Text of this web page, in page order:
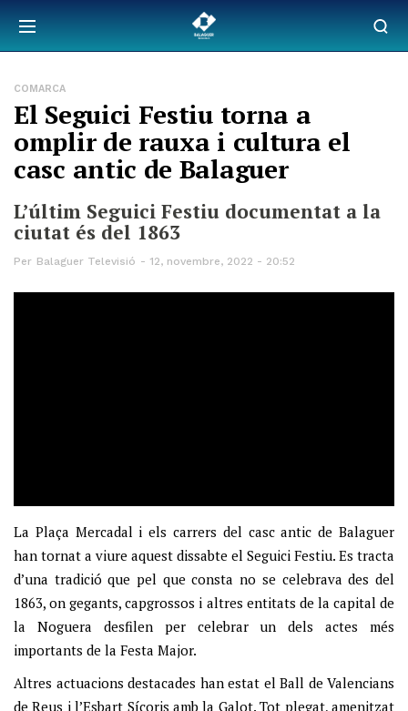
COMARCA
El Seguici Festiu torna a
omplir de rauxa i cultura el
casc antic de Balaguer
L’últim Seguici Festiu documentat a la
ciutat és del 1863
Per Balaguer Televisió 12, novembre, 2022 - 20:52
La Plaça Mercadal i els carrers del casc antic de Balaguer
han tornat a viure aquest dissabte el Seguici Festiu. Es tracta
d’una tradició que pel que consta no se celebrava des del
1863, on gegants, capgrossos i altres entitats de la capital de
la Noguera desfilen per celebrar un dels actes més
importants de la Festa Major.
Altres actuacions destacades han estat el Ball de Valencians
de Reus i l’Esbart Sícoris amb la Galot. Tot plegat, amenitzat